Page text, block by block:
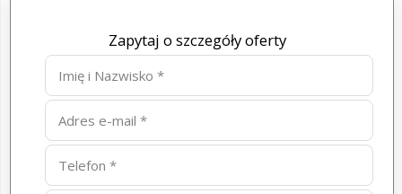
Zapytaj o szczegóły oferty